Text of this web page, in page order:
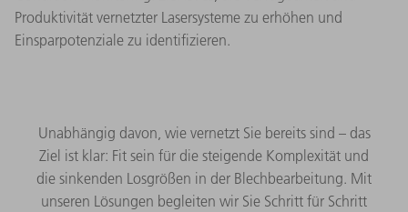
Produktivität vernetzter Lasersysteme zu erhöhen und
Einsparpotenziale zu identifizieren.
Unabhängig davon, wie vernetzt Sie bereits sind – das
Ziel ist klar: Fit sein für die steigende Komplexität und
die sinkenden Losgrößen in der Blechbearbeitung. Mit
unseren Lösungen begleiten wir Sie Schritt für Schritt